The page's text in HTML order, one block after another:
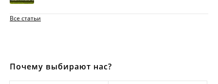
Все статьи
Почему выбирают нас?